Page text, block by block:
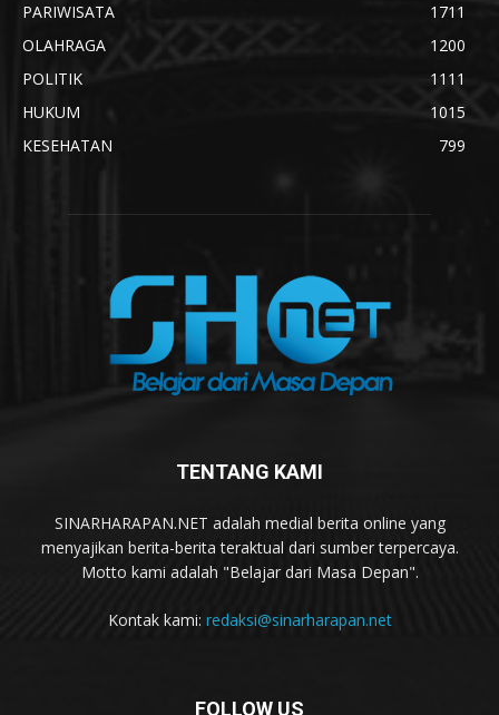
PARIWISATA
1711
OLAHRAGA
1200
POLITIK
1111
HUKUM
1015
KESEHATAN
799
TENTANG KAMI
SINARHARAPAN.NET adalah medial berita online yang
menyajikan berita-berita teraktual dari sumber terpercaya.
Motto kami adalah "Belajar dari Masa Depan".
Kontak kami: redaksi@sinarharapan.net
FOLLOW US